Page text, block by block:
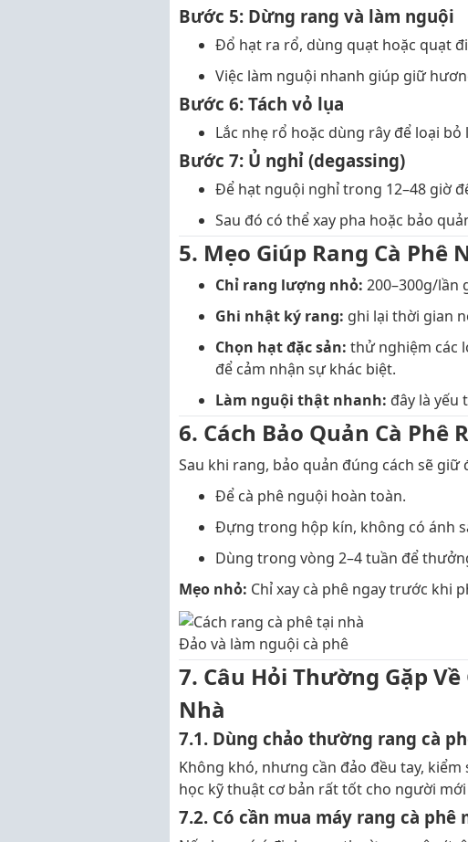
Bước 5: Dừng rang và làm nguội
Đổ hạt ra rổ, dùng quạt hoặc quạt
Việc làm nguội nhanh giúp giữ
Bước 6: Tách vỏ lụa
Lắc nhẹ rổ hoặc dùng rây để loại
Bước 7: Ủ nghỉ (degassing)
Để hạt nguội nghỉ trong 12–48 giờ
Sau đó có thể xay pha hoặc bảo
5. Mẹo Giúp Rang Cà Phê
Chỉ rang lượng nhỏ: 200–300g/lần
Ghi nhật ký rang: ghi lại thời gian
Chọn hạt đặc sản: thử nghiệm các
để cảm nhận sự khác biệt.
Làm nguội thật nhanh: đây là
6. Cách Bảo Quản Cà Phê
Sau khi rang, bảo quản đúng cách sẽ
Để cà phê nguội hoàn toàn.
Đựng trong hộp kín, không có ánh
Dùng trong vòng 2–4 tuần để
Mẹo nhỏ: Chỉ xay cà phê ngay trước khi
Đảo và làm nguội cà phê
7. Câu Hỏi Thường Gặp Về
Nhà
7.1. Dùng chảo thường rang cà
Không khó, nhưng cần đảo đều tay,
học kỹ thuật cơ bản rất tốt cho người
7.2. Có cần mua máy rang cà phê